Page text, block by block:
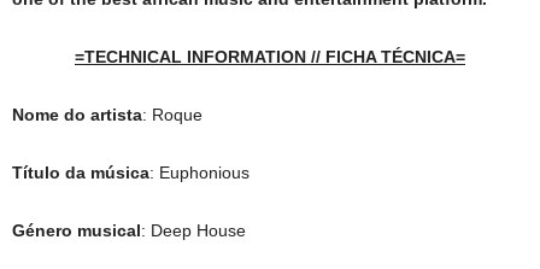
=TECHNICAL INFORMATION // FICHA TÉCNICA=
Nome do artista: Roque
Título da música: Euphonious
Género musical: Deep House